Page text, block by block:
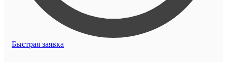
Быстрая заявка